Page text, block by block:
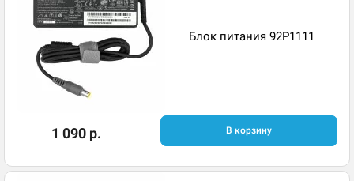
Блок питания 92P1111
1 090 р. В корзину